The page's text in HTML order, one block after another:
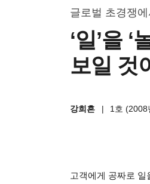
글로벌 초경쟁
‘일’을
보일 것
강희흔 | 1호 (2008
고객에게 공짜로 일